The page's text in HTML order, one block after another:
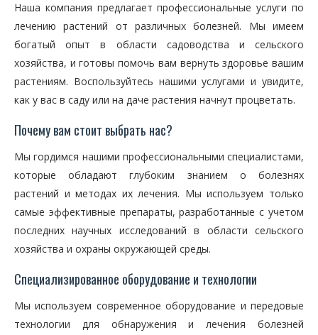
Наша компания предлагает профессиональные услуги по
лечению растений от различных болезней. Мы имеем
богатый опыт в области садоводства и сельского
хозяйства, и готовы помочь вам вернуть здоровье вашим
растениям. Воспользуйтесь нашими услугами и увидите,
как у вас в саду или на даче растения начнут процветать.
Почему вам стоит выбрать нас?
Мы гордимся нашими профессиональными специалистами,
которые обладают глубоким знанием о болезнях
растений и методах их лечения. Мы используем только
самые эффективные препараты, разработанные с учетом
последних научных исследований в области сельского
хозяйства и охраны окружающей среды.
Специализированное оборудование и технологии
Мы используем современное оборудование и передовые
технологии для обнаружения и лечения болезней